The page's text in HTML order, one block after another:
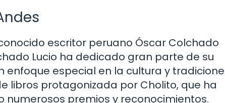
escritor peruano Óscar Colchado
Lucio ha dedicado gran parte de su
enfoque especial en la cultura y
libros protagonizada por Cholito, que ha
premios y reconocimientos.